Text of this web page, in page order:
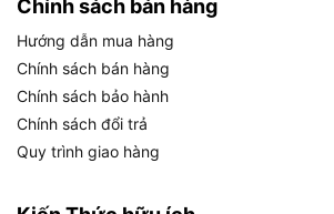
Bảng dưới đây tổng hợp toàn
thuật chi tiết của Karcher K2
đánh giá đầy đủ năng lực hoạt
trước khi quyết định mua:
Chính sách bán hàng
Hướng dẫn mua hàng
Chính sách bán hàng
Chính sách bảo hành
Chính sách đổi trả
Quy trình giao hàng